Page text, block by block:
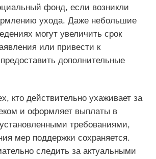
фонд, если возникли
ухода. Даже небольшие
могут увеличить срок
или привести к
дополнительные
кто действительно ухаживает за
и оформляет выплаты в
требованиями,
мер поддержки сохраняется.
следить за актуальными